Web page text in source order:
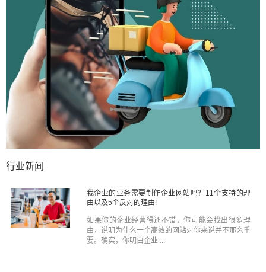
行业新闻
我企业的业务需要制作企业网站吗？11个支持的理
由以及5个反对的理由!
如果你的企业经营得还不错，你可能会找出很多理
由，说明为什么一个高效的网站对你来说并不那么重
要。确实，你明白企业 ...